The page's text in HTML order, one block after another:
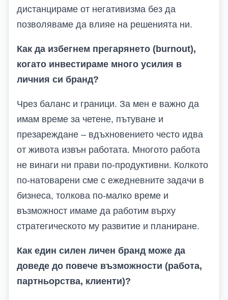
дистанцираме от негативизма без да
позволяваме да влияе на решенията ни.
Как да избегнем прегарянето (burnout),
когато инвестираме много усилия в
личния си бранд?
Чрез баланс и граници. За мен е важно да
имам време за четене, пътуване и
презареждане – вдъхновението често идва
от живота извън работата. Многото работа
не винаги ни прави по-продуктивни. Колкото
по-натоварени сме с ежедневните задачи в
бизнеса, толкова по-малко време и
възможност имаме да работим върху
стратегическото му развитие и планиране.
Как един силен личен бранд може да
доведе до повече възможности (работа,
партньорства, клиенти)?